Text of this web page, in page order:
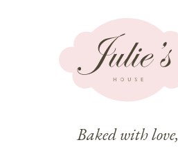
Baked with love,